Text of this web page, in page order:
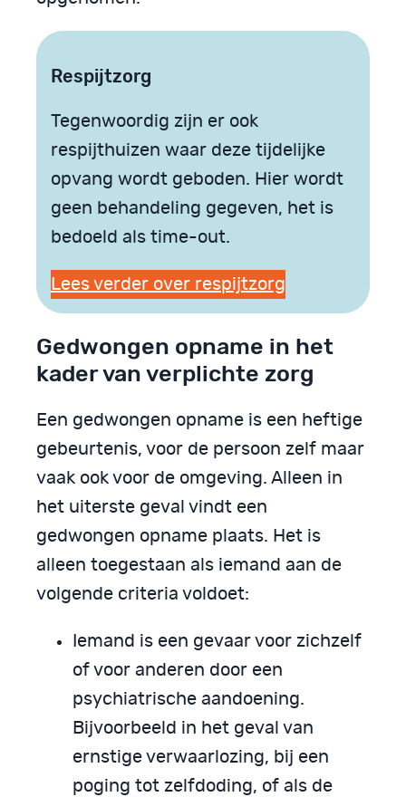
Respijtzorg
Tegenwoordig zijn er ook
respijthuizen waar deze tijdelijke
opvang wordt geboden. Hier wordt
geen behandeling gegeven, het is
bedoeld als time-out.
Lees verder over respijtzorg
Gedwongen opname in het
kader van verplichte zorg
Een gedwongen opname is een heftige
gebeurtenis, voor de persoon zelf maar
vaak ook voor de omgeving. Alleen in
het uiterste geval vindt een
gedwongen opname plaats. Het is
alleen toegestaan als iemand aan de
volgende criteria voldoet:
Iemand is een gevaar voor zichzelf
of voor anderen door een
psychiatrische aandoening.
Bijvoorbeeld in het geval van
ernstige verwaarlozing, bij een
poging tot zelfdoding, of als de